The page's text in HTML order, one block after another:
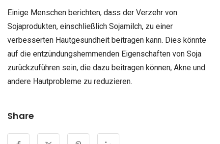
Einige Menschen berichten, dass der Verzehr von
Sojaprodukten, einschließlich Sojamilch, zu einer
verbesserten Hautgesundheit beitragen kann. Dies könnte
auf die entzündungshemmenden Eigenschaften von Soja
zurückzuführen sein, die dazu beitragen können, Akne und
andere Hautprobleme zu reduzieren.
Share